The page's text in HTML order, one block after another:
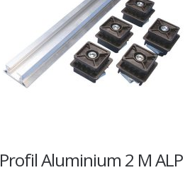
Profil Aluminium 2 M ALP